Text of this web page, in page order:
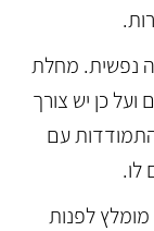
נפשית. מחלת
כן יש צורך
עם
לו.
מומלץ לפנות